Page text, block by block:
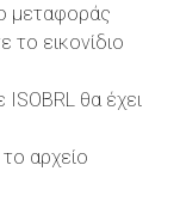
μεταφοράς
το εικονίδιο
θα έχει
αρχείο